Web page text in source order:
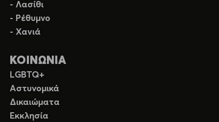
- Λασίθι
- Ρέθυμνο
- Χανιά
ΚΟΙΝΩΝΙΑ
LGBTQ+
Αστυνομικά
Δικαιώματα
Εκκλησία